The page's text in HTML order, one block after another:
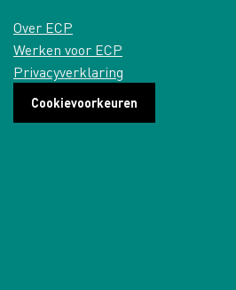
Over ECP
Werken voor ECP
Privacyverklaring
Cookievoorkeuren